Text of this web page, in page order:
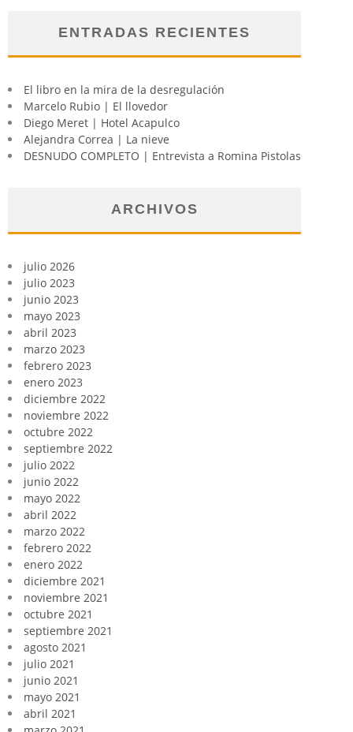
ENTRADAS RECIENTES
El libro en la mira de la desregulación
Marcelo Rubio | El llovedor
Diego Meret | Hotel Acapulco
Alejandra Correa | La nieve
DESNUDO COMPLETO | Entrevista a Romina Pistolas
ARCHIVOS
julio 2026
julio 2023
junio 2023
mayo 2023
abril 2023
marzo 2023
febrero 2023
enero 2023
diciembre 2022
noviembre 2022
octubre 2022
septiembre 2022
julio 2022
junio 2022
mayo 2022
abril 2022
marzo 2022
febrero 2022
enero 2022
diciembre 2021
noviembre 2021
octubre 2021
septiembre 2021
agosto 2021
julio 2021
junio 2021
mayo 2021
abril 2021